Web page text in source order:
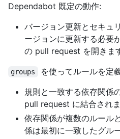
Dependabot 既定の動作:
バージョン更新とセキュ
ージョンに更新する必要
の pull request を開きま
groups
を使ってルールを定
規則と一致する依存関係
pull request に結合されま
依存関係が複数のルール
係は最初に一致したグル